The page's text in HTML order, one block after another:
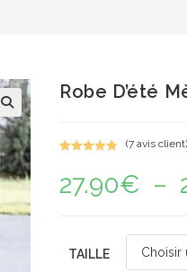
Robe D’été
sur 5
basé sur
(7avis client)
27.90€ –
TAILLE